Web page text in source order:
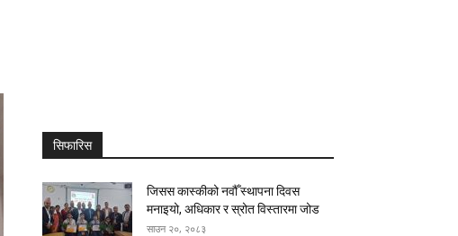
सिफारिस
जिसस कास्कीको नवौँ स्थापना दिवस
मनाइयो, अधिकार र स्रोत विस्तारमा जोड
साउन २०, २०८३